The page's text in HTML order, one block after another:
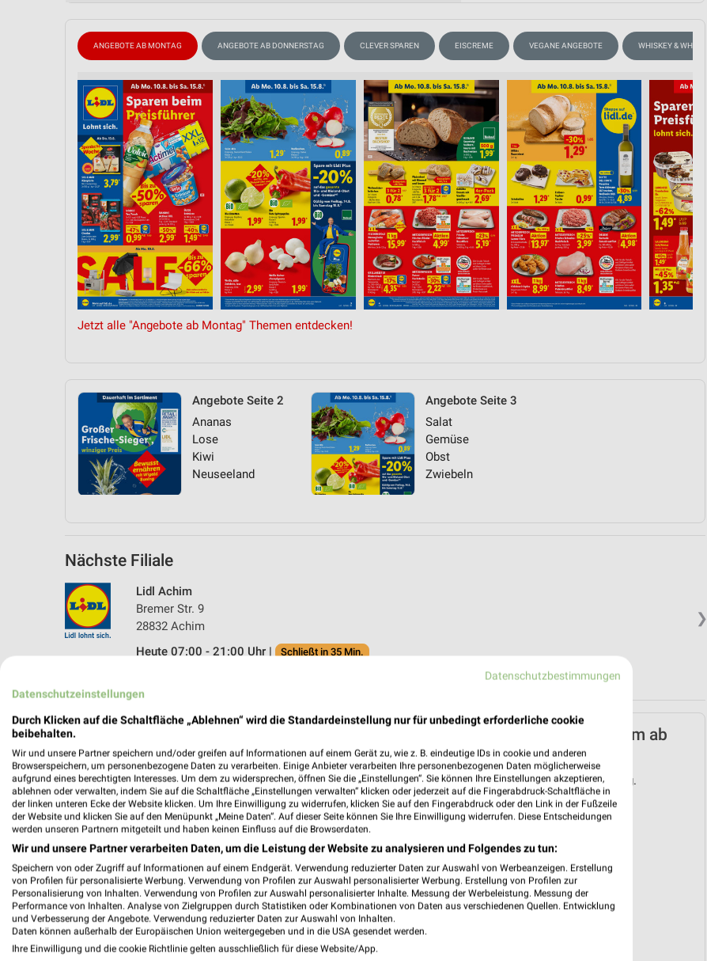
ANGEBOTE AB MONTAG ANGEBOTE AB DONNERSTAG CLEVER SPAREN EISCREME VEGANE ANGEBOTE WHISKEY & WHISKY
Jetzt alle "Angebote ab Montag" Themen entdecken!
Angebote Seite 2
Ananas
Lose
Kiwi
Neuseeland
Angebote Seite 3
Salat
Gemüse
Obst
Zwiebeln
Nächste Filiale
❯
Lidl Achim
Bremer Str. 9
28832 Achim
Heute 07:00 - 21:00 Uhr |
Schließt in 35 Min.
❯
Lidl Prospekt für Achim ab
Mo. den 03.08.
Gültig von 03. Aug. bis 08. Aug.
📅 Kalendereintrag erstellen
PROSPEKT BLÄTTERN
Datenschutzbestimmungen
Datenschutzeinstellungen
Durch Klicken auf die Schaltfläche „Ablehnen“ wird die Standardeinstellung nur für unbedingt erforderliche cookie
beibehalten.
Wir und unsere Partner speichern und/oder greifen auf Informationen auf einem Gerät zu, wie z. B. eindeutige IDs in cookie und anderen
Browserspeichern, um personenbezogene Daten zu verarbeiten. Einige Anbieter verarbeiten Ihre personenbezogenen Daten möglicherweise
aufgrund eines berechtigten Interesses. Um dem zu widersprechen, öffnen Sie die „Einstellungen“. Sie können Ihre Einstellungen akzeptieren,
ablehnen oder verwalten, indem Sie auf die Schaltfläche „Einstellungen verwalten“ klicken oder jederzeit auf die Fingerabdruck-Schaltfläche in
der linken unteren Ecke der Website klicken. Um Ihre Einwilligung zu widerrufen, klicken Sie auf den Fingerabdruck oder den Link in der Fußzeile
der Website und klicken Sie auf den Menüpunkt „Meine Daten“. Auf dieser Seite können Sie Ihre Einwilligung widerrufen. Diese Entscheidungen
werden unseren Partnern mitgeteilt und haben keinen Einfluss auf die Browserdaten.
Wir und unsere Partner verarbeiten Daten, um die Leistung der Website zu analysieren und Folgendes zu tun:
Speichern von oder Zugriff auf Informationen auf einem Endgerät. Verwendung reduzierter Daten zur Auswahl von Werbeanzeigen. Erstellung
von Profilen für personalisierte Werbung. Verwendung von Profilen zur Auswahl personalisierter Werbung. Erstellung von Profilen zur
Personalisierung von Inhalten. Verwendung von Profilen zur Auswahl personalisierter Inhalte. Messung der Werbeleistung. Messung der
Performance von Inhalten. Analyse von Zielgruppen durch Statistiken oder Kombinationen von Daten aus verschiedenen Quellen. Entwicklung
und Verbesserung der Angebote. Verwendung reduzierter Daten zur Auswahl von Inhalten.
Daten können außerhalb der Europäischen Union weitergegeben und in die USA gesendet werden.
Ihre Einwilligung und die cookie Richtlinie gelten ausschließlich für diese Website/App.